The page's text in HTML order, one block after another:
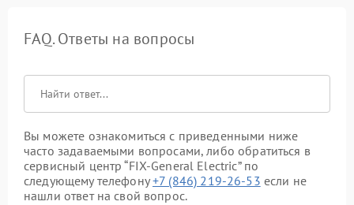
FAQ. Ответы на вопросы
Вы можете ознакомиться с приведенными ниже
часто задаваемыми вопросами, либо обратиться в
сервисный центр “FIX-General Electric” по
следующему телефону+7 (846) 219-26-53 если не
нашли ответ на свой вопрос.